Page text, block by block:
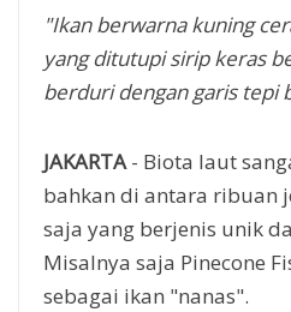
"Ikan berwarna kuning
yang ditutupi sirip keras
berduri dengan garis tepi
JAKARTA- Biota laut
bahkan di antara ribuan
saja yang berjenis unik
Misalnya saja Pinecone
sebagai ikan "nanas".